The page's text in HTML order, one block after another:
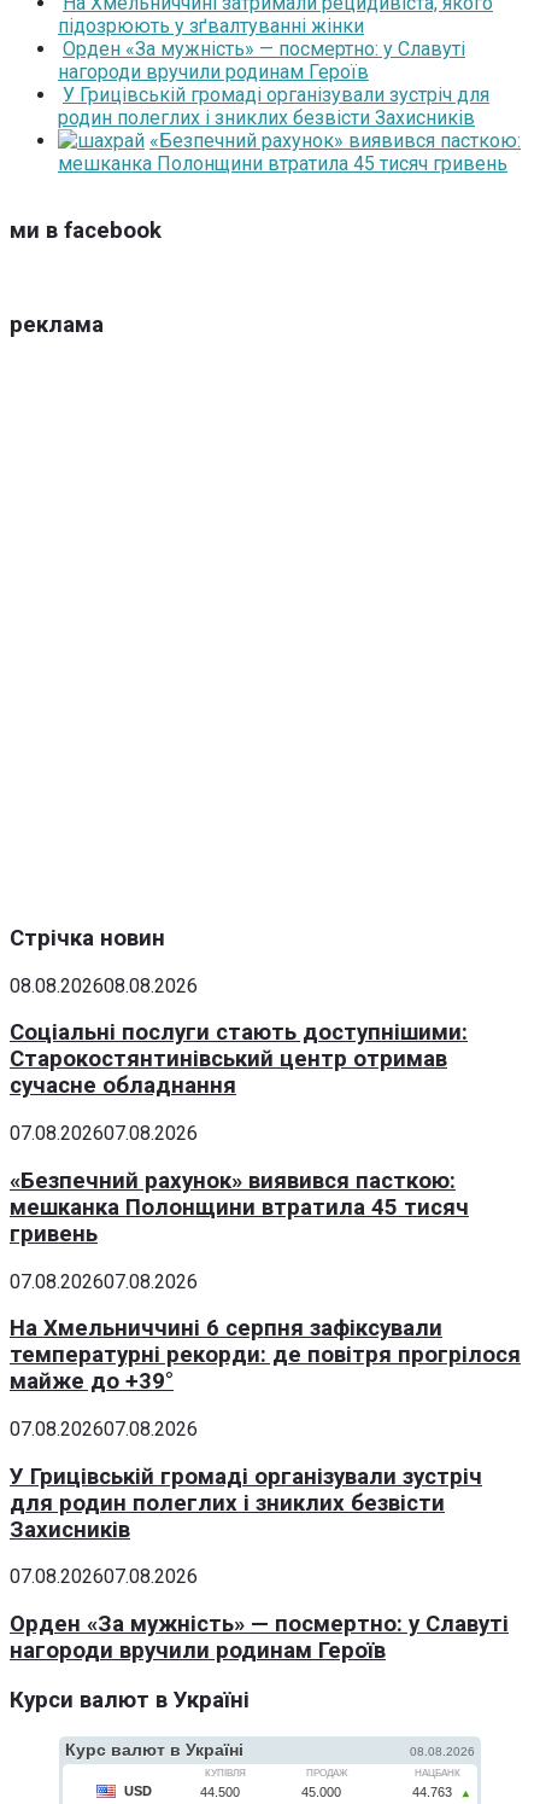
підозрюють у зґвалтуванні жінки
Орден «За мужність» — посмертно: у Славуті
нагороди вручили родинам Героїв
У Грицівській громаді організували зустріч для
родин полеглих і зниклих безвісти Захисників
«Безпечний рахунок» виявився пасткою:
мешканка Полонщини втратила 45 тисяч гривень
ми в facebook
реклама
Стрічка новин
08.08.202608.08.2026
Соціальні послуги стають доступнішими:
Старокостянтинівський центр отримав
сучасне обладнання
07.08.202607.08.2026
«Безпечний рахунок» виявився пасткою:
мешканка Полонщини втратила 45 тисяч
гривень
07.08.202607.08.2026
На Хмельниччині 6 серпня зафіксували
температурні рекорди: де повітря прогрілося
майже до +39°
07.08.202607.08.2026
У Грицівській громаді організували зустріч
для родин полеглих і зниклих безвісти
Захисників
07.08.202607.08.2026
Орден «За мужність» — посмертно: у Славуті
нагороди вручили родинам Героїв
Курси валют в Україні